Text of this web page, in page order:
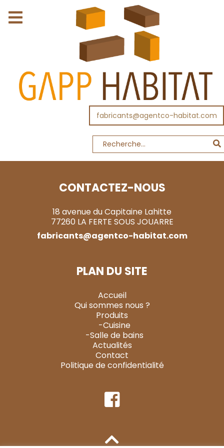
fabricants@agentco-habitat.com
CONTACTEZ-NOUS
18 avenue du Capitaine Lahitte
77260 LA FERTE SOUS JOUARRE
fabricants@agentco-habitat.com
PLAN DU SITE
Accueil
Qui sommes nous ?
Produits
-Cuisine
-Salle de bains
Actualités
Contact
Politique de confidentialité